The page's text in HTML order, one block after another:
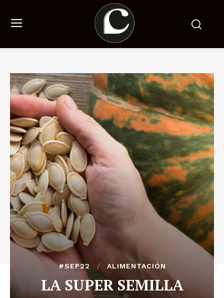
#SEP22 ALIMENTACIÓN
LA SUPER SEMILLA